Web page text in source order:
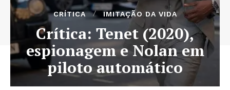
CRÍTICA IMITAÇÃO DA VIDA
Crítica: Tenet (2020),
espionagem e Nolan em
piloto automático